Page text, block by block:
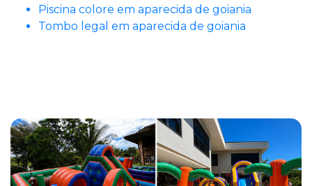
Piscina colore em aparecida de goiania
Tombo legal em aparecida de goiania